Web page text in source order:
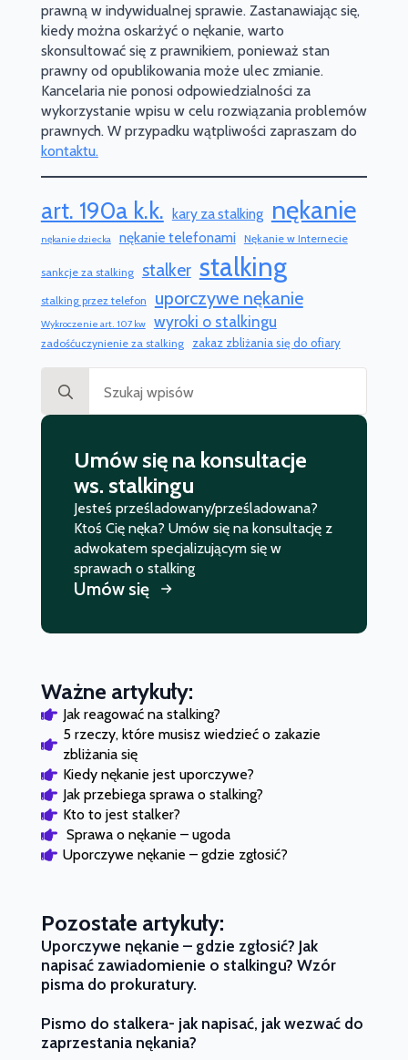
prawną w indywidualnej sprawie. Zastanawiając się,
kiedy można oskarżyć o nękanie, warto
skonsultować się z prawnikiem, ponieważ stan
prawny od opublikowania może ulec zmianie.
Kancelaria nie ponosi odpowiedzialności za
wykorzystanie wpisu w celu rozwiązania problemów
prawnych. W przypadku wątpliwości zapraszam do
kontaktu.
art. 190a k.k. kary za stalking nękanie
nękanie dziecka nękanie telefonami Nękanie w Internecie
sankcje za stalking stalker stalking
stalking przez telefon uporczywe nękanie
Wykroczenie art. 107 kw wyroki o stalkingu
zadośćuczynienie za stalking zakaz zbliżania się do ofiary
for:
Umów się na konsultacje
ws. stalkingu
Jesteś prześladowany/prześladowana?
Ktoś Cię nęka? Umów się na konsultację z
adwokatem specjalizującym się w
sprawach o stalking
Umów się
Ważne artykuły:
Jak reagować na stalking?
5 rzeczy, które musisz wiedzieć o zakazie
zbliżania się
Kiedy nękanie jest uporczywe?
Jak przebiega sprawa o stalking?
Kto to jest stalker?
Sprawa o nękanie – ugoda
Uporczywe nękanie – gdzie zgłosić?
Pozostałe artykuły:
Uporczywe nękanie – gdzie zgłosić? Jak
napisać zawiadomienie o stalkingu? Wzór
pisma do prokuratury.
Pismo do stalkera- jak napisać, jak wezwać do
zaprzestania nękania?